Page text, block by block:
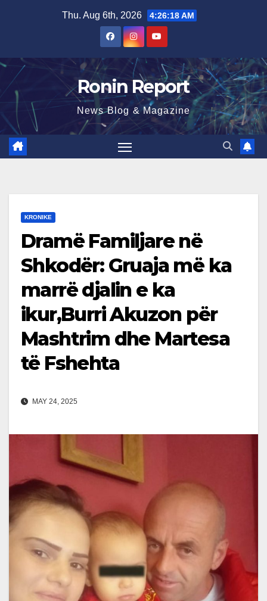
Thu. Aug 6th, 2026 4:26:19 AM
Ronin Report
News Blog & Magazine
KRONIKE
Dramë Familjare në
Shkodër: Gruaja më ka
marrë djalin e ka
ikur,Burri Akuzon për
Mashtrim dhe Martesa
të Fshehta
MAY 24, 2025